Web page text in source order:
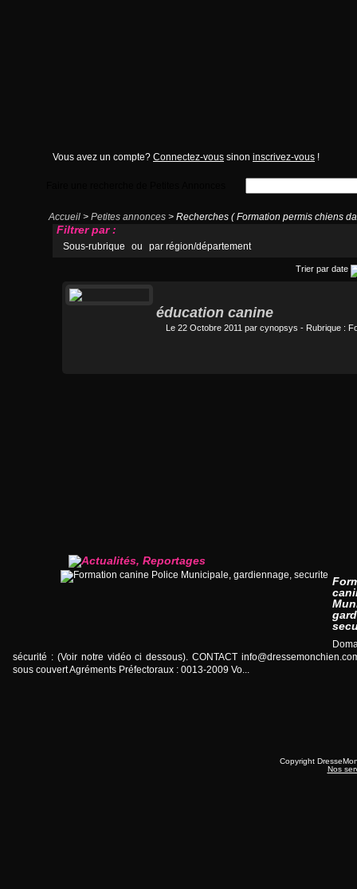
Vous avez un compte? Connectez-vous sinon inscrivez-vous !
Accueil > Petites annonces > Recherches ( Formation permis chiens
Filtrer par :
Sous-rubrique ou par région/département
Trier par date
éducation canine
Le 22 Octobre 2011 par cynopsys - Rubrique :
sécurité : (Voir notre vidéo ci dessous). CONTACT
sous couvert Agréments Préfectoraux : 0013-2009 Vo...
Copyright
Nos